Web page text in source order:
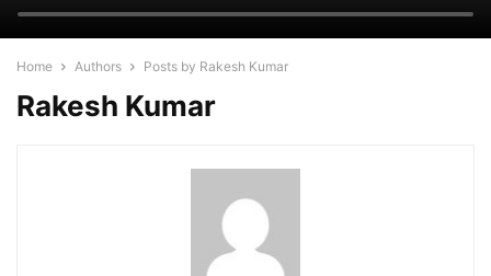
Home Authors Posts by Rakesh Kumar
Rakesh Kumar